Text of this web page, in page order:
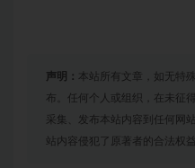
声明： 本站所有文章，如无特
布。任何个人或组织，在未征
采集、发布本站内容到任何网
站内容侵犯了原著者的合法权